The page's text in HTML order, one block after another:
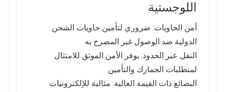
اللوجستية
أمن الحاويات: ضروري لتأمين حاويات الشحن
الدولية ضد الوصول غير المصرح به
النقل عبر الحدود: يوفر الأمن الموثق للامتثال
لمتطلبات الجمارك والتأمين
البضائع ذات القيمة العالية: مثالية للإلكترونيات